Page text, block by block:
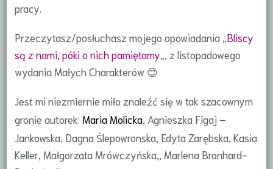
pracy.
Przeczytasz/posłuchasz mojego opowiadania „ Bliscy
są z nami, póki o nich pamiętamy „, z listopadowego
wydania Małych Charakterów 😊
Jest mi niezmiernie miło znaleźć się w tak szacownym
gronie autorek: Maria Molicka, Agnieszka Figaj –
Jankowska, Dagna Ślepowronska, Edyta Zarębska, Kasia
Keller, Małgorzata Mrówczyńska,, Marlena Bronhard-